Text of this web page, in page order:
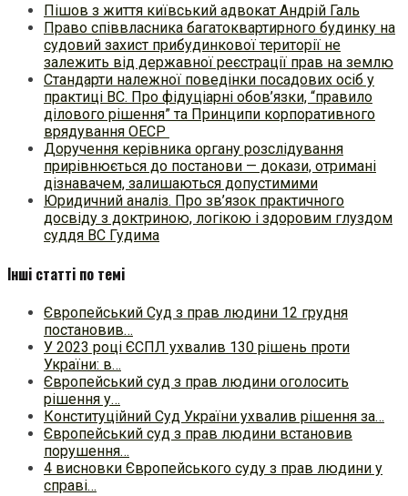
Пішов з життя київський адвокат Андрій Галь
Право співвласника багатоквартирного будинку на
судовий захист прибудинкової території не
залежить від державної реєстрації прав на землю
Стандарти належної поведінки посадових осіб у
практиці ВC. Про фідуціарні обов’язки, “правило
ділового рішення” та Принципи корпоративного
врядування ОЕСР
Доручення керівника органу розслідування
прирівнюється до постанови — докази, отримані
дізнавачем, залишаються допустимими
Юридичний аналіз. Про зв’язок практичного
досвіду з доктриною, логікою і здоровим глуздом
суддя ВС Гудима
Інші статті по темі
Європейський Суд з прав людини 12 грудня
постановив…
У 2023 році ЄСПЛ ухвалив 130 рішень проти
України: в…
Європейський суд з прав людини оголосить
рішення у…
Конституційний Суд України ухвалив рішення за…
Європейський суд з прав людини встановив
порушення…
4 висновки Європейського суду з прав людини у
справі…